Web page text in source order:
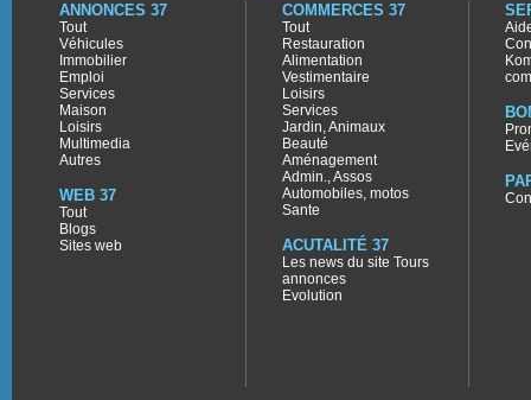
ANNONCES 37
Tout
Véhicules
Immobilier
Emploi
Services
Maison
Loisirs
Multimedia
Autres
WEB 37
Tout
Blogs
Sites web
COMMERCES 37
Tout
Restauration
Alimentation
Vestimentaire
Loisirs
Services
Jardin, Animaux
Beauté
Aménagement
Admin., Assos
Automobiles, motos
Sante
ACUTALITÉ 37
Les news du site Tours
annonces
Evolution